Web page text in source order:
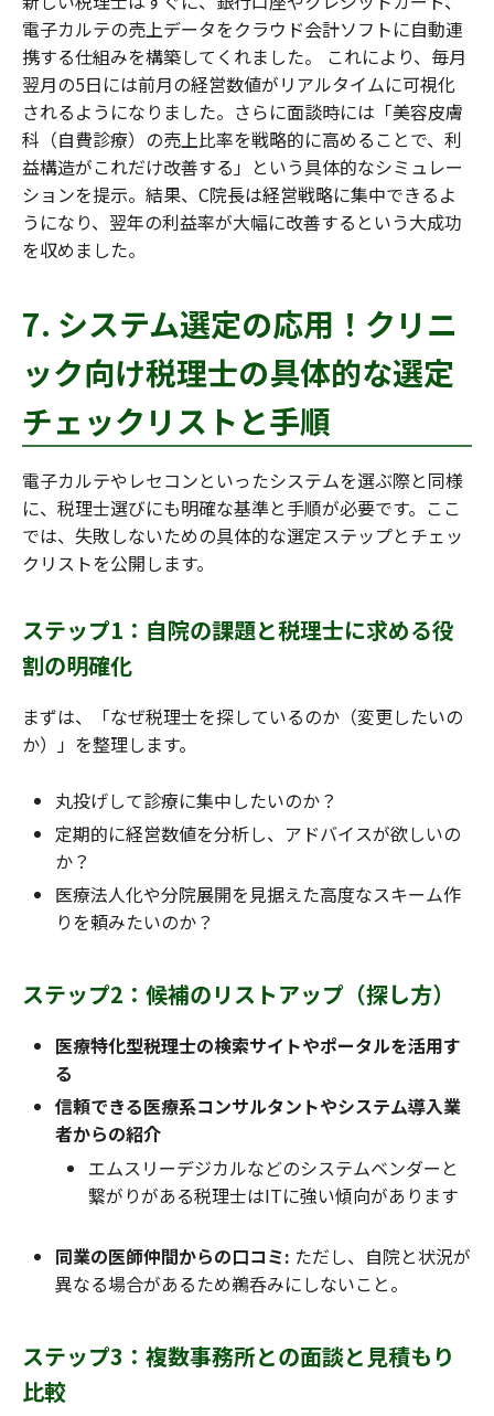
電子カルテの売上データをクラウド会計ソフトに自動連
携する仕組みを構築してくれました。 これにより、毎月
翌月の5日には前月の経営数値がリアルタイムに可視化
されるようになりました。さらに面談時には「美容皮膚
科（自費診療）の売上比率を戦略的に高めることで、利
益構造がこれだけ改善する」という具体的なシミュレー
ションを提示。結果、C院長は経営戦略に集中できるよ
うになり、翌年の利益率が大幅に改善するという大成功
を収めました。
7. システム選定の応用！クリニ
ック向け税理士の具体的な選定
チェックリストと手順
電子カルテやレセコンといったシステムを選ぶ際と同様
に、税理士選びにも明確な基準と手順が必要です。ここ
では、失敗しないための具体的な選定ステップとチェッ
クリストを公開します。
ステップ1：自院の課題と税理士に求める役
割の明確化
まずは、「なぜ税理士を探しているのか（変更したいの
か）」を整理します。
丸投げして診療に集中したいのか？
定期的に経営数値を分析し、アドバイスが欲しいの
か？
医療法人化や分院展開を見据えた高度なスキーム作
りを頼みたいのか？
ステップ2：候補のリストアップ（探し方）
医療特化型税理士の検索サイトやポータルを活用す
る
信頼できる医療系コンサルタントやシステム導入業
者からの紹介
エムスリーデジカルなどのシステムベンダーと
繋がりがある税理士はITに強い傾向があります
同業の医師仲間からの口コミ: ただし、自院と状況が
異なる場合があるため鵜呑みにしないこと。
ステップ3：複数事務所との面談と見積もり
比較